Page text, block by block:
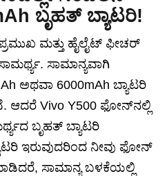
ಬೃಹತ್ ಬ್ಯಾಟರಿ!
ಮತ್ತು ಹೈಲೈಟ್ ಫೀಚರ್
ಸಾಮಾನ್ಯವಾಗಿ
ಅಥವಾ 6000mAh ಬ್ಯಾಟರಿ
ಆದರೆ Vivo Y500 ಫೋನ್‌ನಲ್ಲಿ
ಬೃಹತ್ ಬ್ಯಾಟರಿ
ಇರುವುದರಿಂದ ನೀವು ಫೋನ್
ಸಾಮಾನ್ಯ ಬಳಕೆಯಲ್ಲಿ